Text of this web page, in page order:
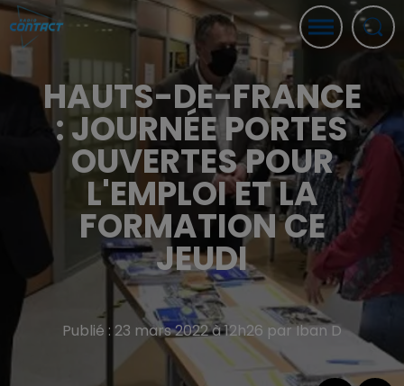
HAUTS-DE-FRANCE
: JOURNÉE PORTES
OUVERTES POUR
L'EMPLOI ET LA
FORMATION CE
JEUDI
Publié : 23 mars 2022 à 12h26 par Iban D